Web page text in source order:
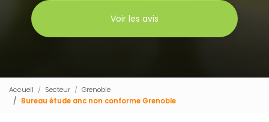
Voir les avis
Accueil Secteur
Grenoble
Bureau étude anc non conforme Grenoble